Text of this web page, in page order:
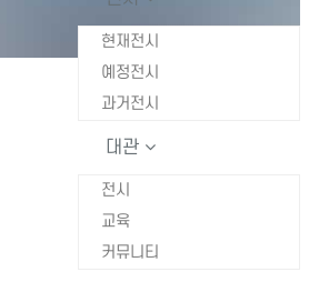
현재전시
예정전시
과거전시
대관
전시
교육
커뮤니티